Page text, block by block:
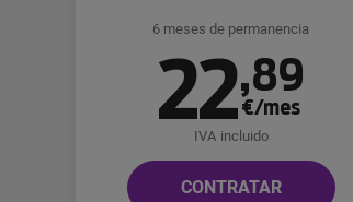
6 meses de permanencia
22,89
€/mes
IVA incluido
CONTRATAR